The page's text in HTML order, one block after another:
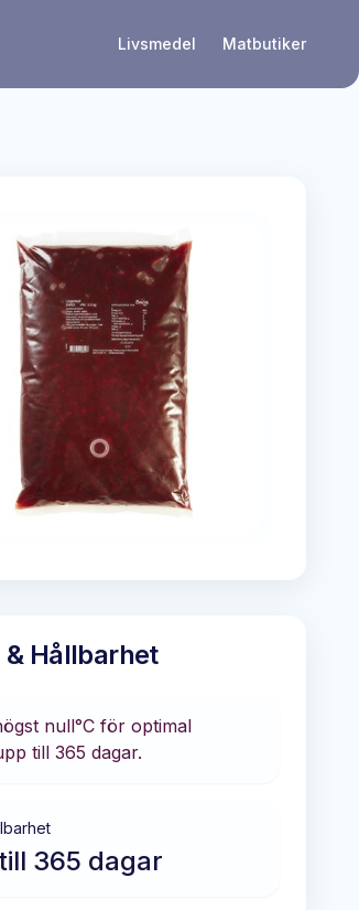
Livsmedel Matbutiker
& Hållbarhet
null°C för optimal
till 365 dagar.
365 dagar